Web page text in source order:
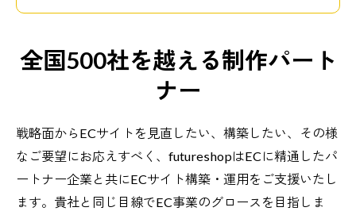
全国500社を越える制作パート
ナー
戦略面からECサイトを見直したい、構築したい、その様
なご要望にお応えすべく、futureshopはECに精通したパ
ートナー企業と共にECサイト構築・運用をご支援いたし
ます。貴社と同じ目線でEC事業のグロースを目指しま